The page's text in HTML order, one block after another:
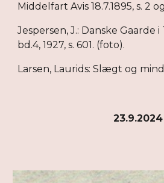
Middelfart Avis 18.7.1895, s. 2
Jespersen, J.: Danske Gaarde
bd.4, 1927, s. 601. (foto).
Larsen, Laurids: Slægt og